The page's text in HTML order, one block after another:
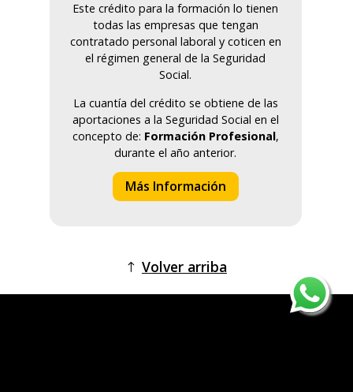
Este crédito para la formación lo tienen
todas las empresas que tengan
contratado personal laboral y coticen en
el régimen general de la Seguridad
Social.
La cuantía del crédito se obtiene de las
aportaciones a la Seguridad Social en el
concepto de: Formación Profesional,
durante el año anterior.
Más Información
Volver arriba